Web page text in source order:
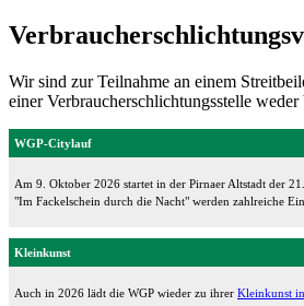
Wir sind zur Teilnahme an einem
einer Verbraucherschlichtungsstelle
WGP-Citylauf
Am 9. Oktober 2026 startet in der Pirnaer Altstadt der 21.
"Im Fackelschein durch die Nacht" werden zahlreiche
Kleinkunst
Auch in 2026 lädt die WGP wieder zu ihrer Kleinkunst